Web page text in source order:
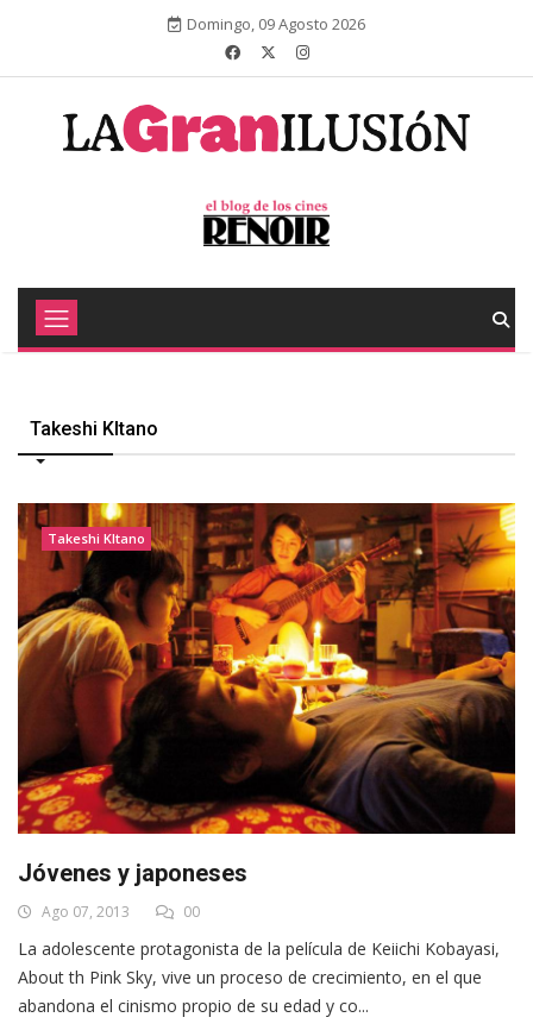
Domingo, 09 Agosto 2026
Takeshi KItano
Takeshi KItano
Jóvenes y japoneses
Ago 07, 2013 00
La adolescente protagonista de la película de Keiichi Kobayasi,
About th Pink Sky, vive un proceso de crecimiento, en el que
abandona el cinismo propio de su edad y co...